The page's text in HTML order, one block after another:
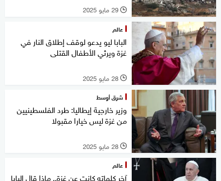
l 29 مايو 2025
عالم
البابا ليو يدعو لوقف إطلاق النار في
غزة ويرثي الأطفال القتلى
l 28 مايو 2025
شرق أوسط
وزير خارجية إيطاليا: طرد الفلسطينيين
من غزة ليس خيارا مقبولا
l 28 مايو 2025
عالم
آخر كلماته كانت عن غزة.. ماذا قال البابا